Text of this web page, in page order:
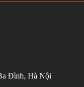
Đình, Hà Nội